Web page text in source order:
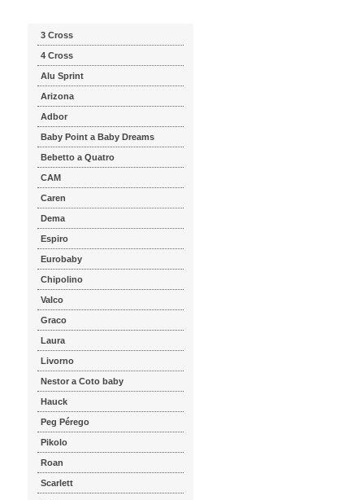
3 Cross
4 Cross
Alu Sprint
Arizona
Adbor
Baby Point a Baby Dreams
Bebetto a Quatro
CAM
Caren
Dema
Espiro
Eurobaby
Chipolino
Valco
Graco
Laura
Livorno
Nestor a Coto baby
Hauck
Peg Pérego
Pikolo
Roan
Scarlett